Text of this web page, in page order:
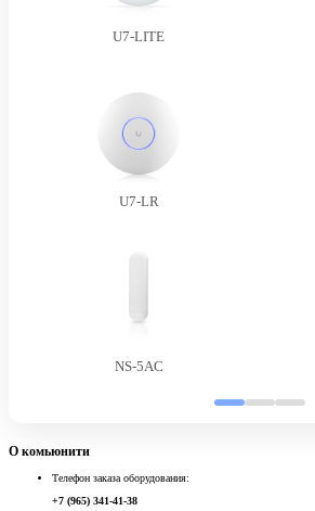
U7-LITE
U7-LR
NS-5AC
О комьюнити
Телефон заказа оборудования:
+7 (965) 341-41-38